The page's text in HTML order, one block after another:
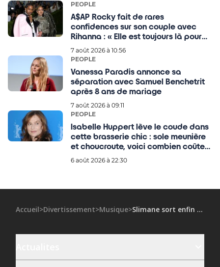
PEOPLE
A$AP Rocky fait de rares
confidences sur son couple avec
Rihanna : « Elle est toujours là pour
moi »
7 août 2026 à 10:56
PEOPLE
Vanessa Paradis annonce sa
séparation avec Samuel Benchetrit
après 8 ans de mariage
7 août 2026 à 09:11
PEOPLE
Isabelle Huppert lève le coude dans
cette brasserie chic : sole meunière
et choucroute, voici combien coûte
un dîner dans son QG
6 août 2026 à 22:30
Accueil>Divertissement>Musique> Slimane sort enfin du silence après les accusations de harcèlement sexuel